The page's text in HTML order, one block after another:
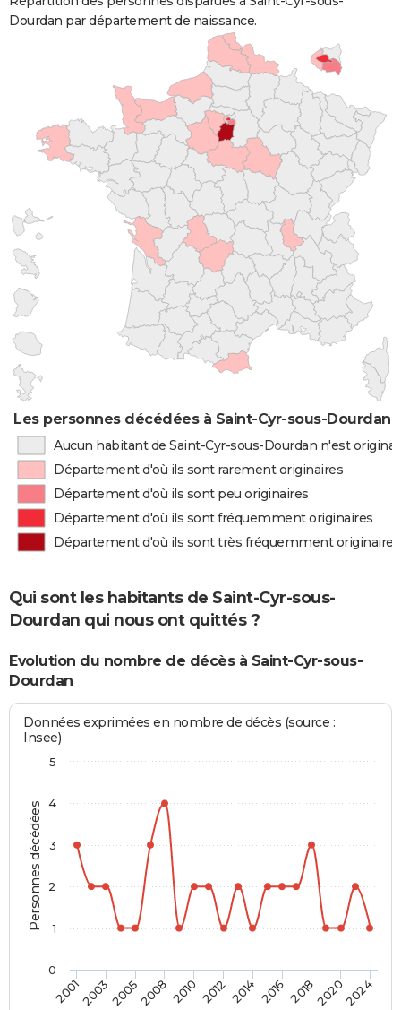
Dourdan par département de naissance.
Les personnes décédées à Saint-Cyr-sous-Dourdan
Aucun habitant de Saint-Cyr-sous-Dourdan n'est
Département d'où ils sont rarement originaires
Département d'où ils sont peu originaires
Département d'où ils sont fréquemment originaires
Département d'où ils sont très fréquemment originaires
Qui sont les habitants de Saint-Cyr-sous-
Dourdan qui nous ont quittés ?
Evolution du nombre de décès à Saint-Cyr-sous-
Dourdan
Personnes décédées
Données exprimées en nombre de décès (source :
Insee)
2001200320052008 2010 2012 2014 2016 201820202024
0
1
2
3
4
5